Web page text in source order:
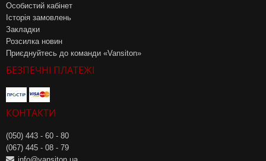
Особистий кабінет
Історія замовлень
Закладки
Розсилка новин
Приєднуйтесь до команди «Vansiton»
БЕЗПЕЧНІ ПЛАТЕЖІ
КОНТАКТИ
(050) 443 - 60 - 80
(067) 445 - 08 - 79
info@vansiton.ua